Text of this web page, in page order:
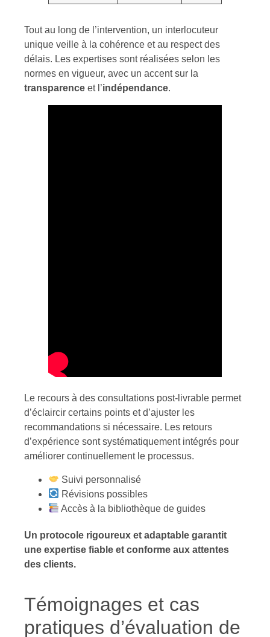
Tout au long de l’intervention, un interlocuteur
unique veille à la cohérence et au respect des
délais. Les expertises sont réalisées selon les
normes en vigueur, avec un accent sur la
transparence et l’indépendance.
Le recours à des consultations post-livrable permet
d’éclaircir certains points et d’ajuster les
recommandations si nécessaire. Les retours
d’expérience sont systématiquement intégrés pour
améliorer continuellement le processus.
Suivi personnalisé
Révisions possibles
Accès à la bibliothèque de guides
Un protocole rigoureux et adaptable garantit
une expertise fiable et conforme aux attentes
des clients.
Témoignages et cas
pratiques d’évaluation de